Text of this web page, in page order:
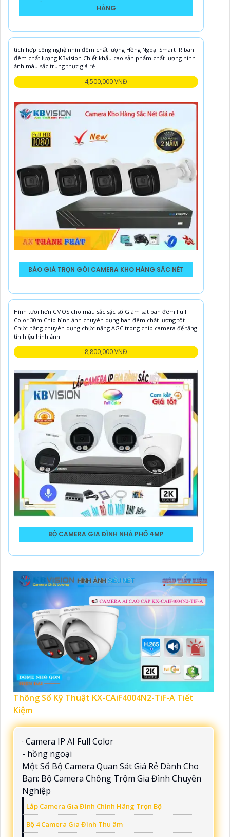
HÀNG
BÁO GIÁ TRỌN GÓI CAMERA KHO HÀNG SẮC NÉT
tích hợp công nghệ nhìn đêm chất lượng Hồng Ngoại Smart IR ban
đêm chất lượng KBvision Chiết khấu cao sản phẩm chất lượng hình
ảnh màu sắc trung thực giá rẻ
4,500,000 VNĐ
BỘ CAMERA GIA ĐÌNH NHÀ PHỐ 4MP
Hình tươi hơn CMOS cho màu sắc sặc sỡ Giám sát ban đêm Full
Color 30m Chip hình ảnh chuyên dụng ban đêm chất lượng tốt
Chức năng chuyên dụng chức năng AGC trong chip camera để tăng
tín hiệu hình ảnh
8,800,000 VNĐ
Thông Số Kỹ Thuật KX-CAiF4004N2-TiF-A Tiết
Kiệm
· Camera IP AI Full Color
- hồng ngoại
Một Số Bộ Camera Quan Sát Giá Rẻ Dành Cho
Bạn: Bộ Camera Chống Trộm Gia Đình Chuyên
Nghiệp
Lắp Camera Gia Đình Chính Hãng Trọn Bộ
Bộ 4 Camera Gia Đình Thu âm